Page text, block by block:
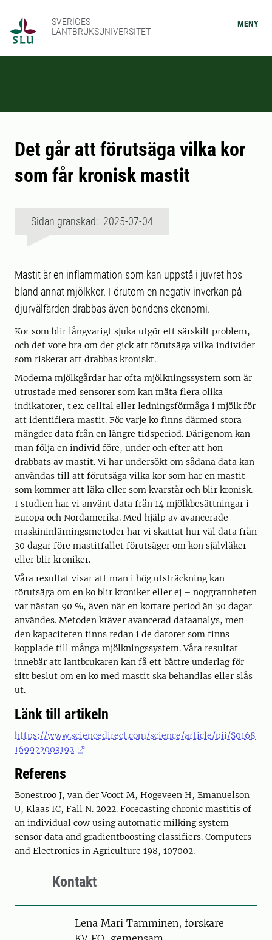
SVERIGES
LANTBRUKSUNIVERSITET
MENY
Det går att förutsäga vilka kor
som får kronisk mastit
Sidan granskad: 2025-07-04
Mastit är en inflammation som kan uppstå i juvret hos
bland annat mjölkkor. Förutom en negativ inverkan på
djurvälfärden drabbas även bondens ekonomi.
Kor som blir långvarigt sjuka utgör ett särskilt problem,
och det vore bra om det gick att förutsäga vilka individer
som riskerar att drabbas kroniskt.
Moderna mjölkgårdar har ofta mjölkningssystem som är
utrustade med sensorer som kan mäta flera olika
indikatorer, t.ex. celltal eller ledningsförmåga i mjölk för
att identifiera mastit. För varje ko finns därmed stora
mängder data från en längre tidsperiod. Därigenom kan
man följa en individ före, under och efter att hon
drabbats av mastit. Vi har undersökt om sådana data kan
användas till att förutsäga vilka kor som har en mastit
som kommer att läka eller som kvarstår och blir kronisk.
I studien har vi använt data från 14 mjölkbesättningar i
Europa och Nordamerika. Med hjälp av avancerade
maskininlärningsmetoder har vi skattat hur väl data från
30 dagar före mastitfallet förutsäger om kon självläker
eller blir kroniker.
Våra resultat visar att man i hög utsträckning kan
förutsäga om en ko blir kroniker eller ej – noggrannheten
var nästan 90 %, även när en kortare period än 30 dagar
användes. Metoden kräver avancerad dataanalys, men
den kapaciteten finns redan i de datorer som finns
kopplade till många mjölkningssystem. Våra resultat
innebär att lantbrukaren kan få ett bättre underlag för
sitt beslut om en ko med mastit ska behandlas eller slås
ut.
Länk till artikeln
https://www.sciencedirect.com/science/article/pii/S0168
169922003192
Referens
Bonestroo J, van der Voort M, Hogeveen H, Emanuelson
U, Klaas IC, Fall N. 2022. Forecasting chronic mastitis of
an individual cow using automatic milking system
sensor data and gradientboosting classifiers. Computers
and Electronics in Agriculture 198, 107002.
Kontakt
PersonLena Mari Tamminen, forskare